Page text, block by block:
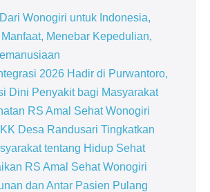
Wonogiri untuk Indonesia,
Menebar Kepedulian,
2026 Hadir di Purwantoro,
Dini Penyakit bagi Masyarakat
RS Amal Sehat Wonogiri
Desa Randusari Tingkatkan
tentang Hidup Sehat
RS Amal Sehat Wonogiri
dan Antar Pasien Pulang